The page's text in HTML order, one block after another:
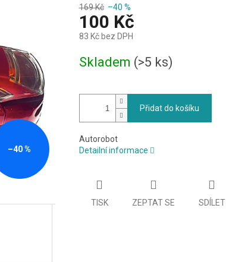
–40 %
169 Kč –40 %
100 Kč
83 Kč bez DPH
cena:
Skladem (>5 ks)
Přidat do košíku
Autorobot
Detailní informace
TISK ZEPTAT SE SDÍLET